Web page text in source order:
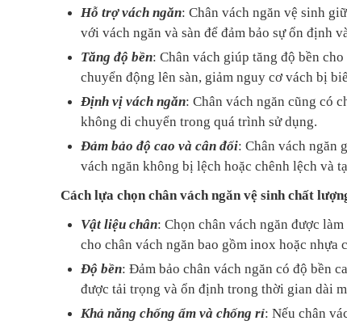
SÀN
SÀN
Hỗ trợ vách ngăn: Chân vách ngăn vệ sinh
với vách ngăn và sàn để đảm bảo sự ổn định
Tăng độ bền: Chân vách giúp tăng độ bền
chuyển động lên sàn, giảm nguy cơ vách bị
Định vị vách ngăn: Chân vách ngăn cũng có
không di chuyển trong quá trình sử dụng.
Đảm bảo độ cao và cân đối: Chân vách ngăn
vách ngăn không bị lệch hoặc chênh lệch và
Cách lựa chọn chân vách ngăn vệ sinh chất
Vật liệu chân: Chọn chân vách ngăn được
cho chân vách ngăn bao gồm inox hoặc nhựa
Độ bền: Đảm bảo chân vách ngăn có độ bền
được tải trọng và ổn định trong thời gian dài
Khả năng chống ẩm và chống rỉ: Nếu chân